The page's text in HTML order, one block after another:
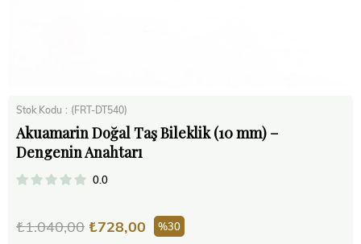
Stok Kodu (FRT-DT540)
Akuamarin Doğal Taş Bileklik (10 mm) –
Dengenin Anahtarı
0.0
₺1.040,00 ₺728,00 30